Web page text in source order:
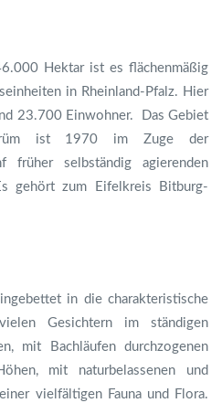
Hektar ist es flächenmäßig
in Rheinland-Pfalz. Hier
23.700 Einwohner. Das Gebiet
Prüm ist 1970 im Zuge der
früher selbständig agierenden
gehört zum Eifelkreis Bitburg-
in die charakteristische
Gesichtern im ständigen
mit Bachläufen durchzogenen
mit naturbelassenen und
vielfältigen Fauna und Flora.